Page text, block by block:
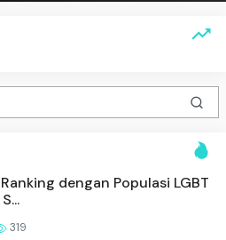
dengan Populasi LGBT
319